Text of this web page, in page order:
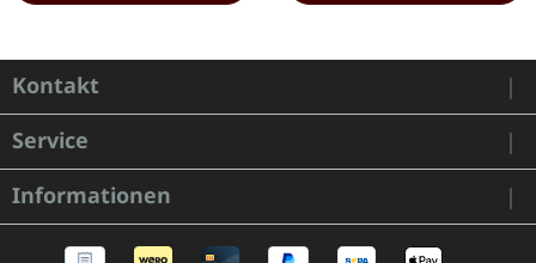
Kontakt
Service
Informationen